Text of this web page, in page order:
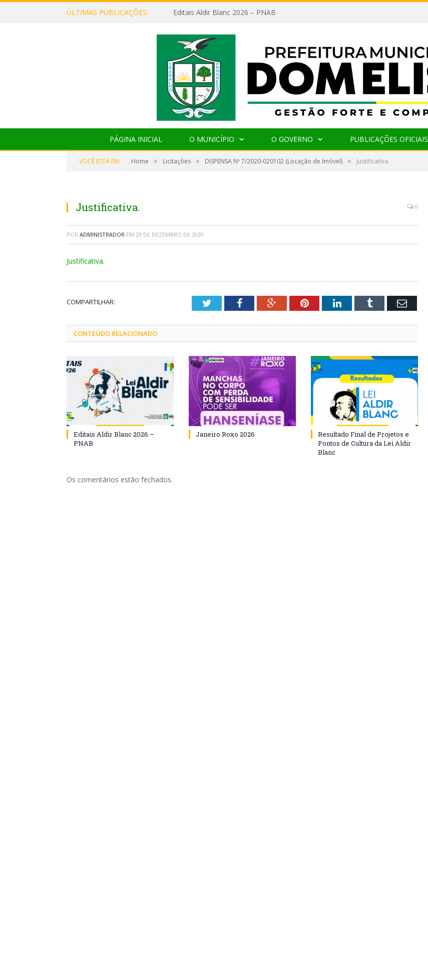
ÚLTIMAS PUBLICAÇÕES: Editais Aldir Blanc 2026 – PNAB
PÁGINA INICIAL O MUNICÍPIO O GOVERNO PUBLICAÇÕES OFICIAIS
VOCÊ ESTÁ EM: Home » Licitações » DISPENSA Nº 7/2020-020102 (Locação de Imóvel) » Justificativa.
Justificativa. 0
POR ADMINISTRADOR EM 29 DE DEZEMBRO DE 2020
Justificativa.
COMPARTILHAR: TwitterFacebookGoogle+PinterestLinkedInTumblr Email
CONTEÚDO RELACIONADO
Editais Aldir Blanc 2026 –
PNAB
Janeiro Roxo 2026
Resultado Final de Projetos e
Pontos de Cultura da Lei Aldir
Blanc
Os comentários estão fechados.